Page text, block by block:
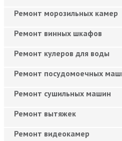
Ремонт морозильных камер
Ремонт винных шкафов
Ремонт кулеров для воды
Ремонт посудомоечных
Ремонт сушильных машин
Ремонт вытяжек
Ремонт видеокамер